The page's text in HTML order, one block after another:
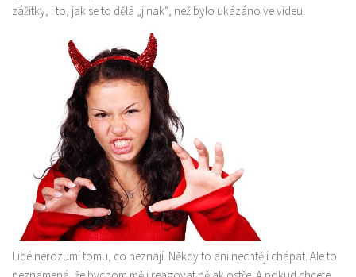
zážitky, i to, jak se to dělá „jinak“, než bylo ukázáno ve videu.
Lidé nerozumí tomu, co neznají. Někdy to ani nechtějí chápat. Ale to